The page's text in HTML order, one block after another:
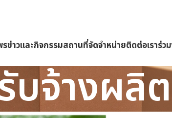
รข่าวและกิจกรรมสถานที่จัดจำหน่ายติดต่อเราร่ว
บจ้างผลิต